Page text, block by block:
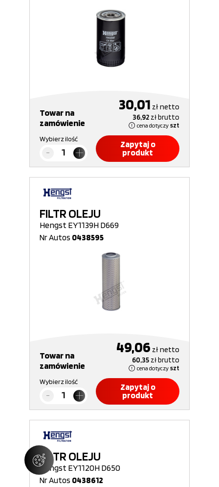
Towar na
zamówienie
30,01 złnetto
36,92 złbrutto
cena dotyczy szt
Wybierz ilość
Zapytaj o
produkt
FILTR OLEJU
Hengst EY1139H D669
Nr Autos 0438595
Towar na
zamówienie
49,06 złnetto
60,35 złbrutto
cena dotyczy szt
Wybierz ilość
Zapytaj o
produkt
FILTR OLEJU
Hengst EY1120H D650
Nr Autos 0438612